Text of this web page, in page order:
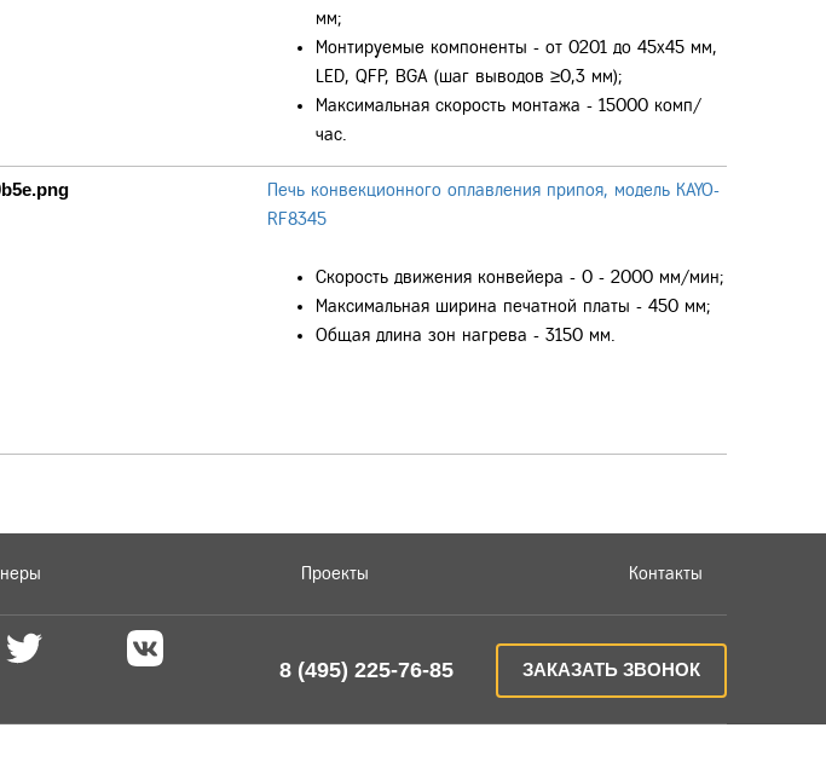
мм;
Монтируемые компоненты - от 0201 до 45х45 мм,
LED, QFP, BGA (шаг выводов ≥0,3 мм);
Максимальная скорость монтажа - 15000 комп/
час.
Печь конвекционного оплавления припоя, модель KAYO-
RF8345
Скорость движения конвейера - 0 - 2000 мм/мин;
Максимальная ширина печатной платы - 450 мм;
Общая длина зон нагрева - 3150 мм.
Проекты Контакты
8 (495) 225-76-85 ЗАКАЗАТЬ ЗВОНОК